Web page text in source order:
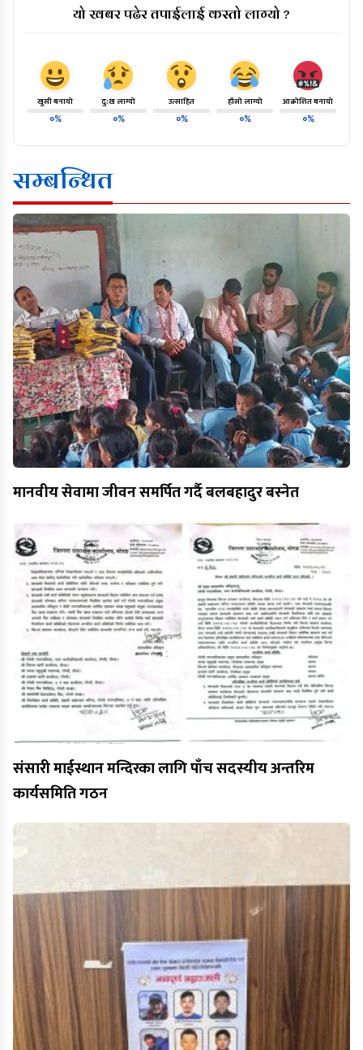
यो खबर पढेर तपाईलाई कस्तो लाग्यो ?
खुसी बनायो
०%
दु:ख लाग्यो
०%
उत्साहित
०%
हाँसो लाग्यो
०%
आक्रोशित बनायो
०%
सम्बन्धित
मानवीय सेवामा जीवन समर्पित गर्दै बलबहादुर बस्नेत
संसारी माईस्थान मन्दिरका लागि पाँच सदस्यीय अन्तरिम
कार्यसमिति गठन